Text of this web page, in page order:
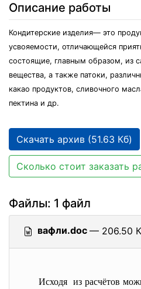
Описание работы
Кондитерские изделия— это
усвояемости, отличающейся
состоящие, главным образом, из
вещества, а также патоки,
какао продуктов, сливочного
пектина и др.
Скачать архив (51.63 Кб)
Сколько стоит заказать
Файлы: 1 файл
вафли.doc — 206.50
Исходя из расчётов